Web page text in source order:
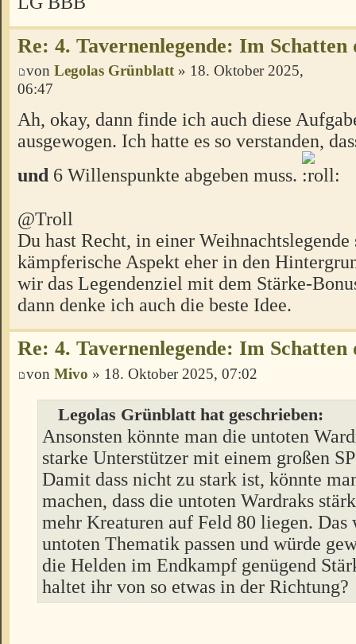
Re: 4. Tavernenlegende: Im Schatten
von Legolas Grünblatt» 18. Oktober 2025,
06:47
Ah, okay, dann finde ich auch diese
ausgewogen. Ich hatte es so verstanden,
und 6 Willenspunkte abgeben muss.
@Troll
Du hast Recht, in einer
kämpferische Aspekt eher in den
wir das Legendenziel mit dem Stärke-
dann denke ich auch die beste Idee.
Re: 4. Tavernenlegende: Im Schatten
von Mivo » 18. Oktober 2025, 07:02
Legolas Grünblatt hat geschrieben:
Ansonsten könnte man die untoten
starke Unterstützer mit einem großen
Damit dass nicht zu stark ist, könnte
machen, dass die untoten Wardraks
mehr Kreaturen auf Feld 80 liegen. Das
untoten Thematik passen und würde
die Helden im Endkampf genügend
haltet ihr von so etwas in der Richtung?